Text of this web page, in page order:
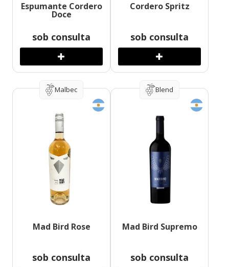
Espumante Cordero
Doce
sob consulta
Cordero Spritz
sob consulta
Malbec
Mad Bird Rose
sob consulta
Blend
Mad Bird Supremo
sob consulta